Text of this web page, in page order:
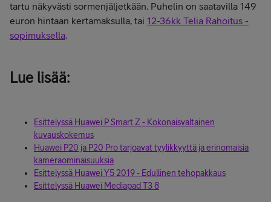
tartu näkyvästi sormenjäljetkään. Puhelin on saatavilla 149
euron hintaan kertamaksulla, tai 12-36kk Telia Rahoitus -
sopimuksella.
Lue lisää:
Esittelyssä Huawei P Smart Z - Kokonaisvaltainen
kuvauskokemus
Huawei P20 ja P20 Pro tarjoavat tyylikkyyttä ja erinomaisia
kameraominaisuuksia
Esittelyssä Huawei Y5 2019 - Edullinen tehopakkaus
Esittelyssä Huawei Mediapad T3 8